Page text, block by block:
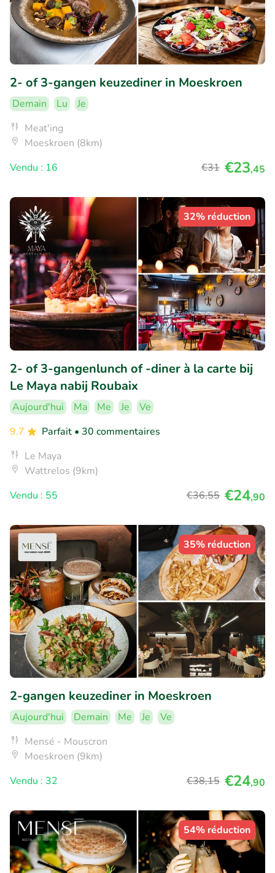
2- of 3-gangen keuzediner in Moeskroen
Demain Lu
Je
Meat'ing
Moeskroen (8km)
Vendu : 16
€31 €23,45
32% réduction
2- of 3-gangenlunch of -diner à la carte bij
Le Maya nabij Roubaix
Aujourd'hui Ma Me Je
Ve
9.7
Parfait • 30 commentaires
Le Maya
Wattrelos (9km)
Vendu : 55
€36,55 €24,90
35% réduction
2-gangen keuzediner in Moeskroen
Aujourd'hui Demain Me Je
Ve
Mensé - Mouscron
Moeskroen (9km)
Vendu : 32
€38,15 €24,90
54% réduction